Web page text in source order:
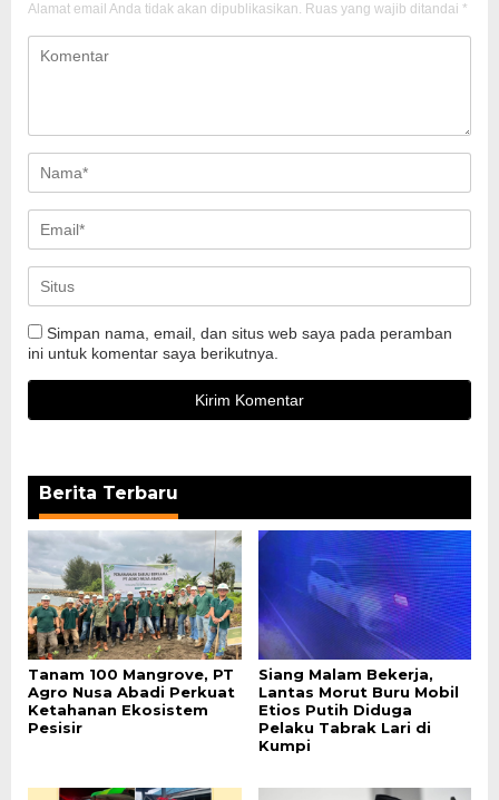
Alamat email Anda tidak akan dipublikasikan. Ruas yang wajib ditandai *
Simpan nama, email, dan situs web saya pada peramban
ini untuk komentar saya berikutnya.
Berita Terbaru
Tanam 100 Mangrove, PT
Agro Nusa Abadi Perkuat
Ketahanan Ekosistem
Pesisir
Siang Malam Bekerja,
Lantas Morut Buru Mobil
Etios Putih Diduga
Pelaku Tabrak Lari di
Kumpi